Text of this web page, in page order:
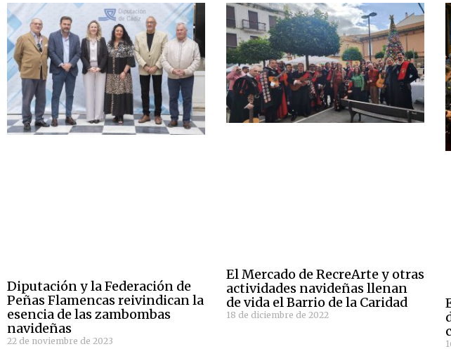
Diputación y la Federación de
Peñas Flamencas reivindican la
esencia de las zambombas
navideñas
22 de noviembre de 2023
El Mercado de RecreArte y otras
actividades navideñas llenan
de vida el Barrio de la Caridad
18 de diciembre de 2022